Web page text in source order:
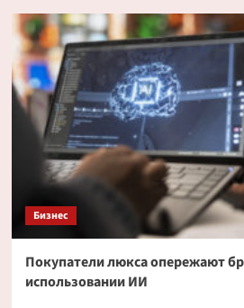
Бизнес
Покупатели люкса опережают
использовании ИИ